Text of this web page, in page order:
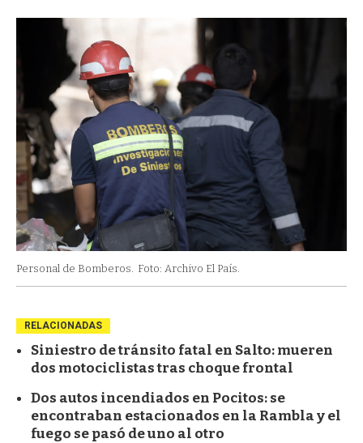
Personal de Bomberos. Foto: Archivo El País.
RELACIONADAS
Siniestro de tránsito fatal en Salto: mueren
dos motociclistas tras choque frontal
Dos autos incendiados en Pocitos: se
encontraban estacionados en la Rambla y el
fuego se pasó de uno al otro